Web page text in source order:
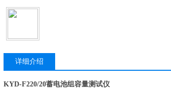
详细介绍
KYD-F220/20蓄电池组容量测试仪